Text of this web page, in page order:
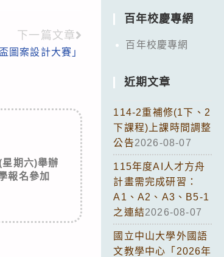
下一篇文章
圖案設計大賽」
期六)舉辦
報名參加
百年校慶專網
百年校慶專網
近期文章
114-2重補修(1下、2
下課程)上課時間調整
公告2026-08-07
115年度AI人才方舟
計畫需完成研習：
A1、A2、A3、B5-1
之連結2026-08-07
國立中山大學外國語
文教學中心「2026年